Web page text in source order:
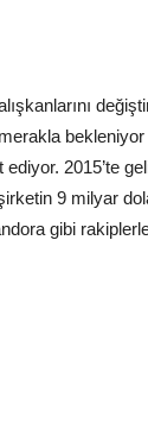
ediyor. 2015’te
9 milyar
gibi